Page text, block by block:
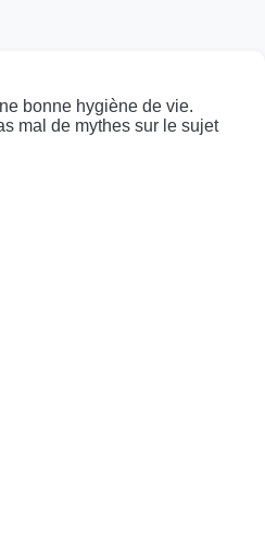
bonne hygiène de vie.
mal de mythes sur le sujet